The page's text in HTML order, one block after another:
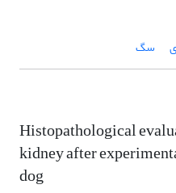
سگ
Histopathological
kidney after
dog